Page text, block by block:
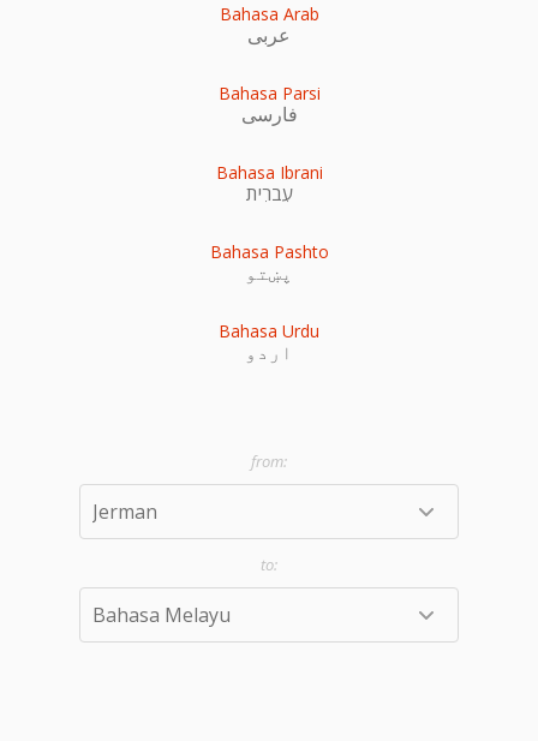
Bahasa Arab
عربى
Bahasa Parsi
فارسی
Bahasa Ibrani
עִברִית
Bahasa Pashto
پښتو
Bahasa Urdu
اردو